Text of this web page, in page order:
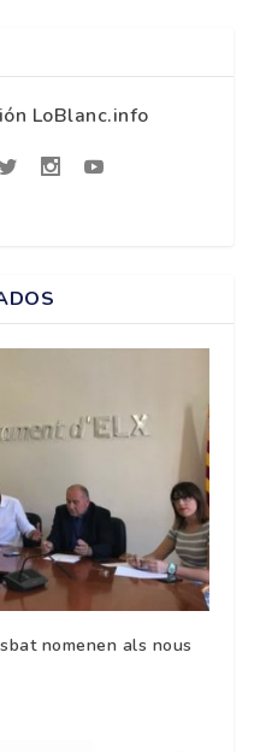
LoBlanc.info
nomenen als nous